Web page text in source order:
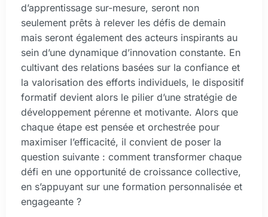
d’apprentissage sur-mesure, seront non
seulement prêts à relever les défis de demain
mais seront également des acteurs inspirants au
sein d’une dynamique d’innovation constante. En
cultivant des relations basées sur la confiance et
la valorisation des efforts individuels, le dispositif
formatif devient alors le pilier d’une stratégie de
développement pérenne et motivante. Alors que
chaque étape est pensée et orchestrée pour
maximiser l’efficacité, il convient de poser la
question suivante : comment transformer chaque
défi en une opportunité de croissance collective,
en s’appuyant sur une formation personnalisée et
engageante ?